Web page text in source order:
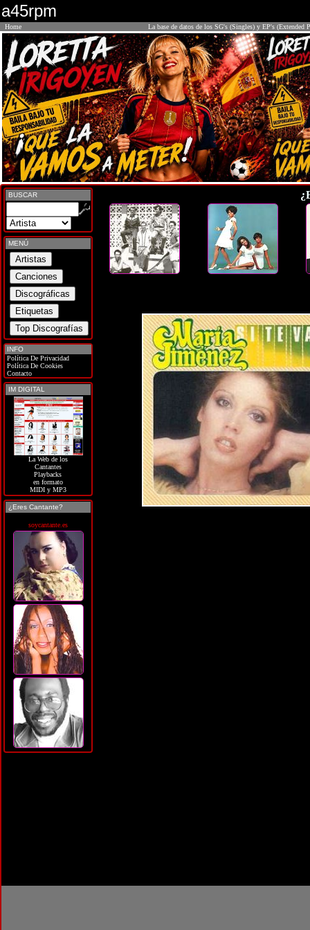
a45rpm
Home La base de datos de los SG's (Singles) y EP's (Extended
BUSCAR
MENÚ
INFO
Política De Privacidad
Política De Cookies
Contacto
IM DIGITAL
La Web de los
Cantantes
Playbacks
en formato
MIDI y MP3
¿Eres Cantante?
soycantante.es